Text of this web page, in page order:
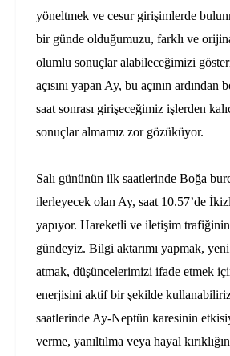
yöneltmek ve cesur girişimlerde
bir günde olduğumuzu, farklı ve
olumlu sonuçlar alabileceğimizi
açısını yapan Ay, bu açının
saat sonrası girişeceğimiz işlerden
sonuçlar almamız zor gözüküyor.
Salı gününün ilk saatlerinde Boğa
ilerleyecek olan Ay, saat 10.57’de
yapıyor. Hareketli ve iletişim trafiğinin
gündeyiz. Bilgi aktarımı yapmak,
atmak, düşüncelerimizi ifade etmek
enerjisini aktif bir şekilde
saatlerinde Ay-Neptün karesinin
verme, yanıltılma veya hayal